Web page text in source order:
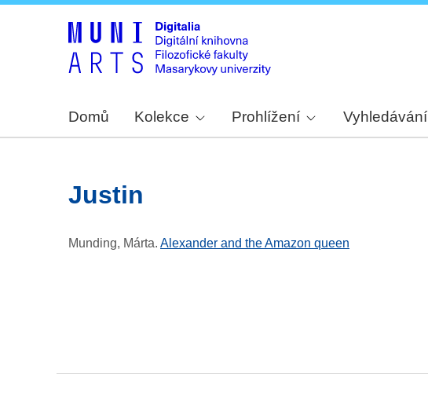
Domů Kolekce Prohlížení Vyhledávání
Justin
Munding, Márta. Alexander and the Amazon queen